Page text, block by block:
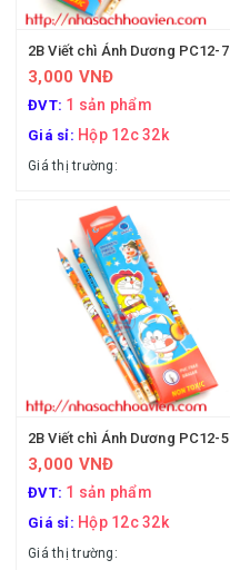
2B Viết chì Ánh Dương PC12-7
3,000 VNĐ
ĐVT: 1 sản phẩm
Giá sỉ: Hộp 12c 32k
Giá thị trường:
2B Viết chì Ánh Dương PC12-5
3,000 VNĐ
ĐVT: 1 sản phẩm
Giá sỉ: Hộp 12c 32k
Giá thị trường: